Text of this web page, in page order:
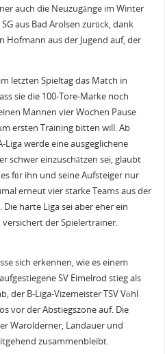
auch die Neuzugänge im Winter
aus Bad Arolsen zurück, dank
Hofmann aus der Jugend auf, der
letzten Spieltag das Match in
sie die 100-Tore-Marke noch
Mannen vier Wochen Pause
ersten Training bitten will. Ab
Liga werde eine ausgeglichene
schwer einzuschätzen sei, glaubt
für ihn und seine Aufsteiger nur
erneut vier starke Teams aus der
harte Liga sei aber eher ein
versichert der Spielertrainer.
sich erkennen, wie es einem
SV Eimelrod stieg als
der B-Liga-Vizemeister TSV Vöhl
vor der Abstiegszone auf. Die
Warolderner, Landauer und
zusammenbleibt.